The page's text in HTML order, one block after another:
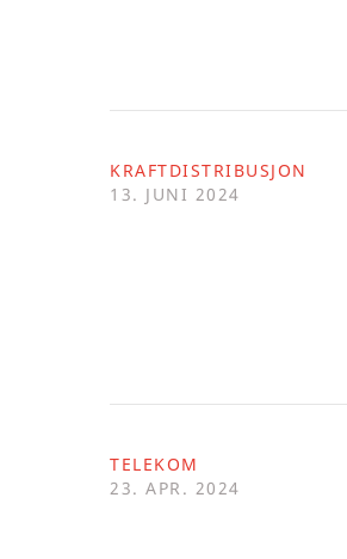
KRAFTDISTRIBUSJON
13. JUNI 2024
TELEKOM
23. APR. 2024